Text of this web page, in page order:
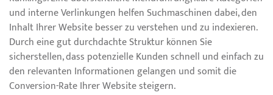
und interne Verlinkungen helfen Suchmaschinen dabei, den
Inhalt Ihrer Website besser zu verstehen und zu indexieren.
Durch eine gut durchdachte Struktur können Sie
sicherstellen, dass potenzielle Kunden schnell und einfach zu
den relevanten Informationen gelangen und somit die
Conversion-Rate Ihrer Website steigern.